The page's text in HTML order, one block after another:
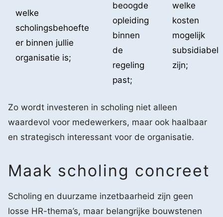
welke
scholingsbehoefte
er binnen jullie
organisatie is;
beoogde
opleiding
binnen
de
regeling
past;
welke
kosten
mogelijk
subsidiabel
zijn;
Zo wordt investeren in scholing niet alleen
waardevol voor medewerkers, maar ook haalbaar
en strategisch interessant voor de organisatie.
Maak scholing concreet
Scholing en duurzame inzetbaarheid zijn geen
losse HR-thema’s, maar belangrijke bouwstenen